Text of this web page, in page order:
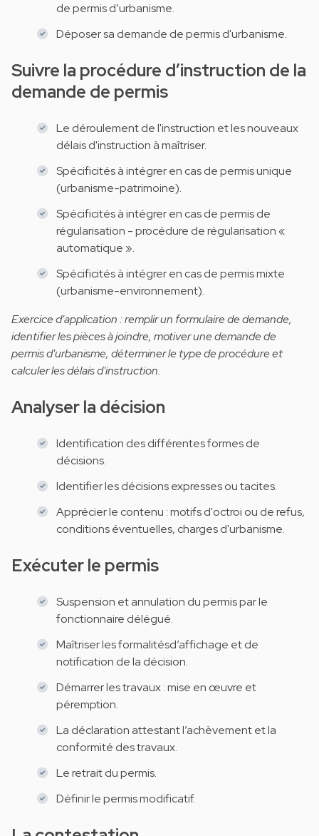
de permis d’urbanisme.
Déposer sa demande de permis d'urbanisme.
Suivre la procédure d’instruction de la
demande de permis
Le déroulement de l'instruction et les nouveaux
délais d'instruction à maîtriser.
Spécificités à intégrer en cas de permis unique
(urbanisme-patrimoine).
Spécificités à intégrer en cas de permis de
régularisation - procédure de régularisation «
automatique ».
Spécificités à intégrer en cas de permis mixte
(urbanisme-environnement).
Exercice d'application : remplir un formulaire de demande,
identifier les pièces à joindre, motiver une demande de
permis d'urbanisme, déterminer le type de procédure et
calculer les délais d'instruction.
Analyser la décision
Identification des différentes formes de
décisions.
Identifier les décisions expresses ou tacites.
Apprécier le contenu : motifs d'octroi ou de refus,
conditions éventuelles, charges d'urbanisme.
Exécuter le permis
Suspension et annulation du permis par le
fonctionnaire délégué.
Maîtriser les formalitésd’affichage et de
notification de la décision.
Démarrer les travaux : mise en œuvre et
péremption.
La déclaration attestant l’achèvement et la
conformité des travaux.
Le retrait du permis.
Définir le permis modificatif.